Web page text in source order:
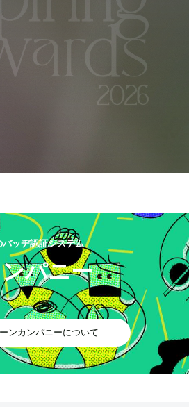
ッヂ認証システム
パニー
ンカンパニーについて